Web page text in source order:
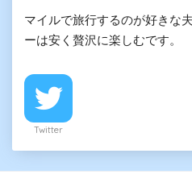
マイルで旅行するのが好きな
ーは安く贅沢に楽しむです。
Twitter